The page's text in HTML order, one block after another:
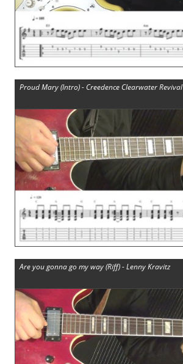
Proud Mary (Intro) - Creedence Clearwater Revival
Are you gonna go my way (Riff) - Lenny Kravitz